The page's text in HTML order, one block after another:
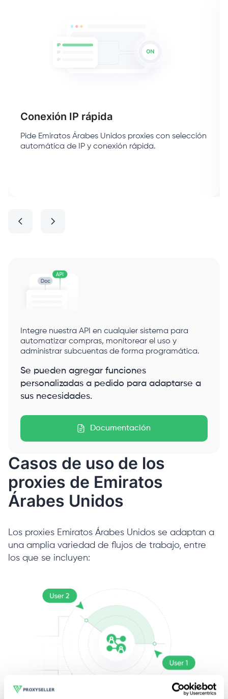
Conexión IP rápida
Pide Emiratos Árabes Unidos proxies con selección
automática de IP y conexión rápida.
Integre nuestra API en cualquier sistema para
automatizar compras, monitorear el uso y
administrar subcuentas de forma programática.
Se pueden agregar funciones
personalizadas a pedido para adaptarse a
sus necesidades.
Documentación
Casos de uso de los
proxies de Emiratos
Árabes Unidos
Los proxies Emiratos Árabes Unidos se adaptan a
una amplia variedad de flujos de trabajo, entre
los que se incluyen: